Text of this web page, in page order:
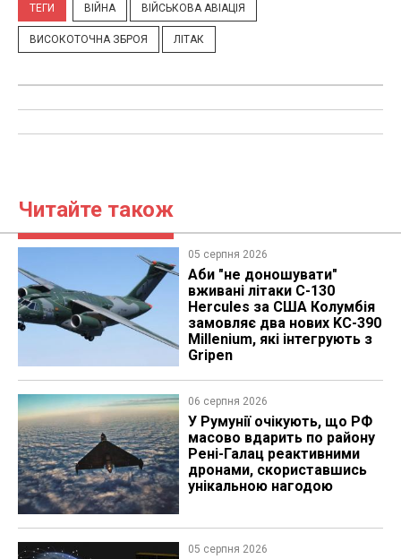
ТЕГИ ВІЙНА ВІЙСЬКОВА АВІАЦІЯ
ВИСОКОТОЧНА ЗБРОЯ ЛІТАК
Читайте також
05 серпня 2026
Аби "не доношувати"
вживані літаки C-130
Hercules за США Колумбія
замовляє два нових KC-390
Millenium, які інтегрують з
Gripen
06 серпня 2026
У Румунії очікують, що РФ
масово вдарить по району
Рені-Галац реактивними
дронами, скориставшись
унікальною нагодою
05 серпня 2026